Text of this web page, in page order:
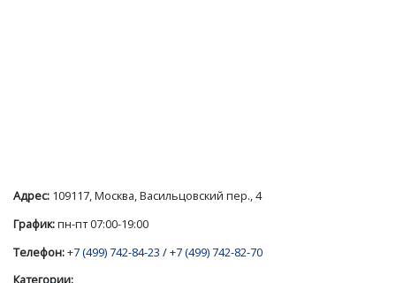
Адрес: 109117, Москва, Васильцовский пер., 4
График:пн-пт 07:00-19:00
Телефон:+7 (499) 742-84-23 /+7 (499) 742-82-70
Категории: